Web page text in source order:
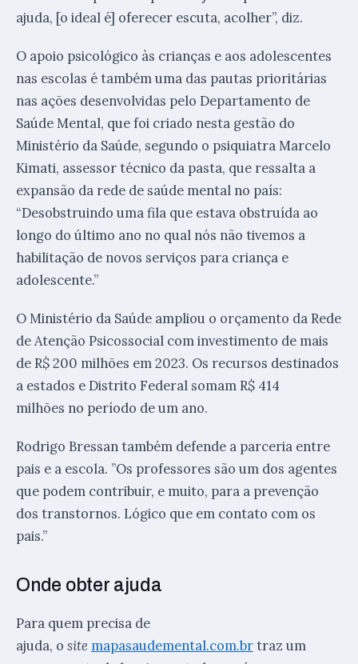
ajuda, [o ideal é] oferecer escuta, acolher”, diz.
O apoio psicológico às crianças e aos adolescentes
nas escolas é também uma das pautas prioritárias
nas ações desenvolvidas pelo Departamento de
Saúde Mental, que foi criado nesta gestão do
Ministério da Saúde, segundo o psiquiatra Marcelo
Kimati, assessor técnico da pasta, que ressalta a
expansão da rede de saúde mental no país:
“Desobstruindo uma fila que estava obstruída ao
longo do último ano no qual nós não tivemos a
habilitação de novos serviços para criança e
adolescente.”
O Ministério da Saúde ampliou o orçamento da Rede
de Atenção Psicossocial com investimento de mais
de R$ 200 milhões em 2023. Os recursos destinados
a estados e Distrito Federal somam R$ 414
milhões no período de um ano.
Rodrigo Bressan também defende a parceria entre
pais e a escola. ”Os professores são um dos agentes
que podem contribuir, e muito, para a prevenção
dos transtornos. Lógico que em contato com os
pais.”
Onde obter ajuda
Para quem precisa de
ajuda, o site mapasaudemental.com.brtraz um